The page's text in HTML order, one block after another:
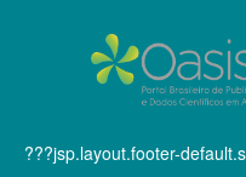
???jsp.layout.footer-